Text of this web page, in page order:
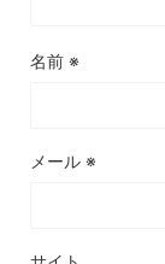
名前 ※
メール ※